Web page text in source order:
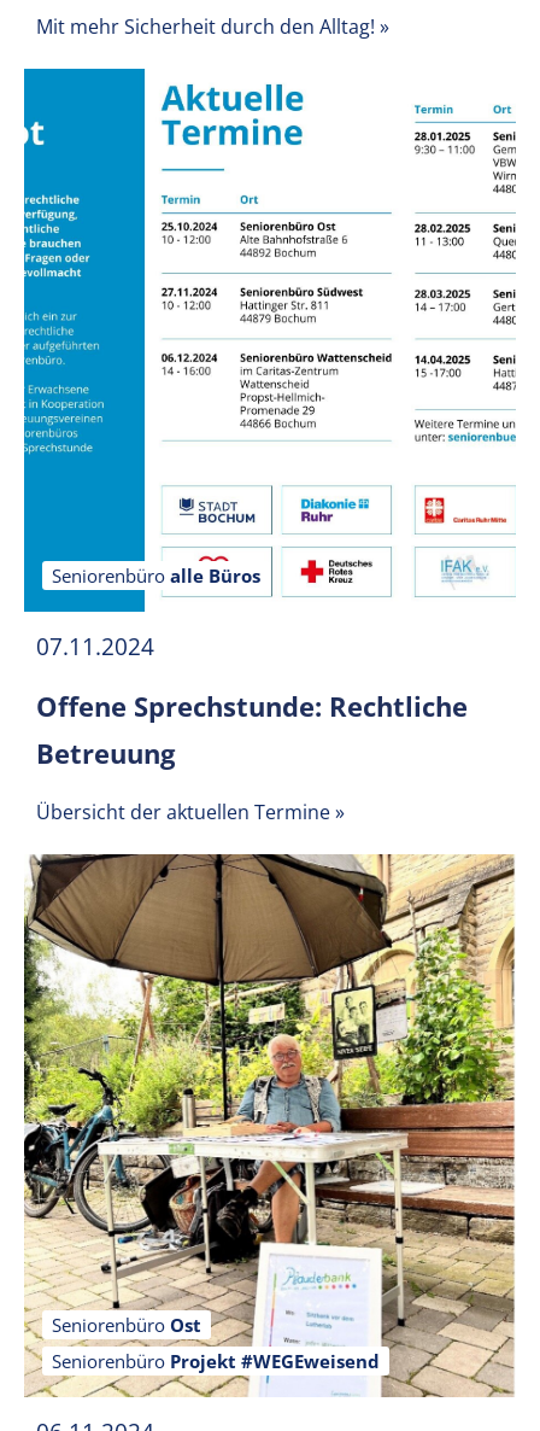
Mit mehr Sicherheit durch den Alltag! »
Seniorenbüro alle Büros
07.11.2024
Offene Sprechstunde: Rechtliche
Betreuung
Übersicht der aktuellen Termine»
Seniorenbüro Ost
Seniorenbüro Projekt #WEGEweisend